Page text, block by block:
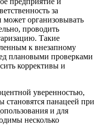
за
организовывать
проводить
Такие
к внезапному
плановыми проверками
коррективы и
уверенностью,
становятся панацеей при
и для
несколько